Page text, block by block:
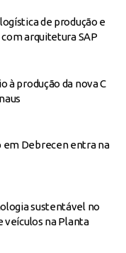
de produção e
arquitetura SAP
à produção da nova C
em Debrecen entra na
sustentável no
veículos na Planta